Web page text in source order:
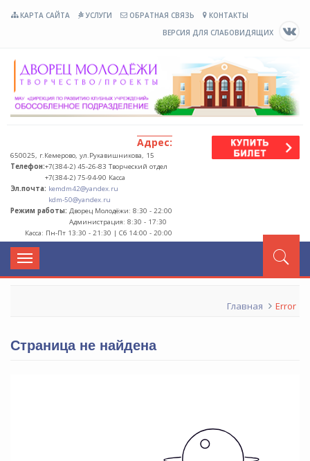
КАРТА САЙТА УСЛУГИ ОБРАТНАЯ СВЯЗЬ
КОНТАКТЫ
ВЕРСИЯ ДЛЯ СЛАБОВИДЯЩИХ
Адрес:
650025, г.Кемерово, ул.Рукавишникова, 15
Телефон:+7(384-2) 45-26-83 Творческий отдел
+7(384-2) 75-94-90 Касса
Эл.почта: kemdm42@yandex.ru
kdm-50@yandex.ru
Режим работы: Дворец Молодёжи: 8:30 - 22:00
Администрация: 8:30 - 17:30
Касса: Пн-Пт 13:30 - 21:30 | Сб 14:00 - 20:00
Переключение
навигации
Главная Error
Страница не найдена